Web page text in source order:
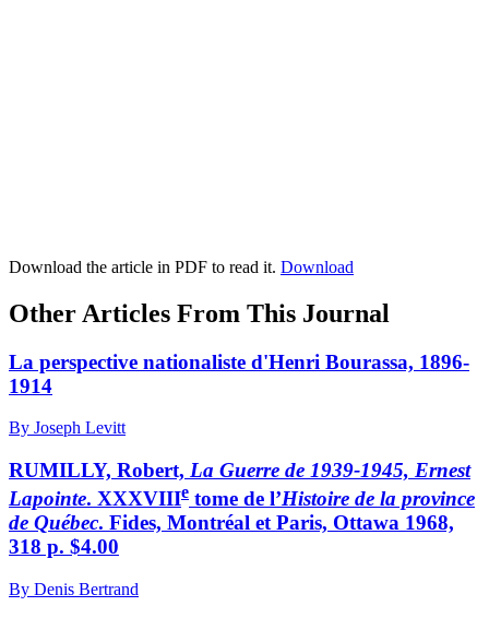
Download the article in PDF to read it. Download
Other Articles From This Journal
La perspective nationaliste d'Henri Bourassa, 1896-
1914
By Joseph Levitt
RUMILLY, Robert, La Guerre de 1939-1945, Ernest
Lapointe. XXXVIIIe tome de l’Histoire de la province
de Québec. Fides, Montréal et Paris, Ottawa 1968,
318 p. $4.00
By Denis Bertrand